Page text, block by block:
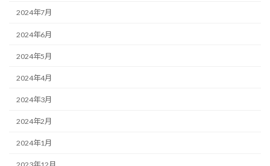
2024年7月
2024年6月
2024年5月
2024年4月
2024年3月
2024年2月
2024年1月